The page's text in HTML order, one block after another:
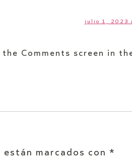
julio 1, 2023
Comments screen in
marcados con *